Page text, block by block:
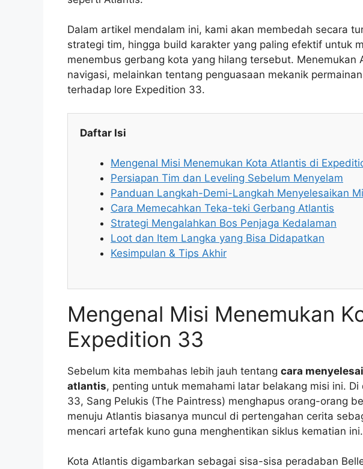
Dalam artikel mendalam ini, kami akan membedah secara
strategi tim, hingga build karakter yang paling efektif untuk
menembus gerbang kota yang hilang tersebut. Menemukan
navigasi, melainkan tentang penguasaan mekanik
terhadap lore Expedition 33.
Daftar Isi
Mengenal Misi Menemukan Kota Atlantis di
Persiapan Tim dan Leveling Sebelum Menyelam
Panduan Langkah-Demi-Langkah Menyelesaikan
Cara Memecahkan Teka-teki Gerbang Atlantis
Strategi Mengalahkan Bos Penjaga Kedalaman
Loot dan Item Langka yang Bisa Didapatkan
Kesimpulan & Tips Akhir
Mengenal Misi Menemukan
Expedition 33
Sebelum kita membahas lebih jauh tentang cara
atlantis, penting untuk memahami latar belakang misi ini.
33, Sang Pelukis (The Paintress) menghapus orang-orang
menuju Atlantis biasanya muncul di pertengahan cerita
mencari artefak kuno guna menghentikan siklus kematian ini.
Kota Atlantis digambarkan sebagai sisa-sisa peradaban